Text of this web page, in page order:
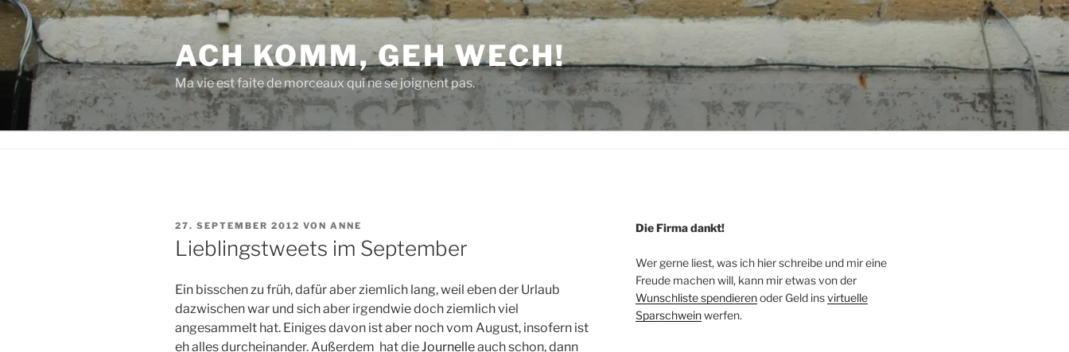
Zum
Inhalt
springen
ACH KOMM, GEH WECH!
Ma vie est faite de morceaux qui ne se joignent pas.
VERÖFFENTLICHT
AM
27. SEPTEMBER 2012 VON ANNE
Lieblingstweets im September
Ein bisschen zu früh, dafür aber ziemlich lang, weil eben der Urlaub
dazwischen war und sich aber irgendwie doch ziemlich viel
angesammelt hat. Einiges davon ist aber noch vom August, insofern ist
eh alles durcheinander. Außerdem hat dieJournelleauch schon, dann
Die Firma dankt!
Wer gerne liest, was ich hier schreibe und mir eine
Freude machen will, kann mir etwas von der
Wunschliste spendierenoder Geld insvirtuelle
Sparschweinwerfen.